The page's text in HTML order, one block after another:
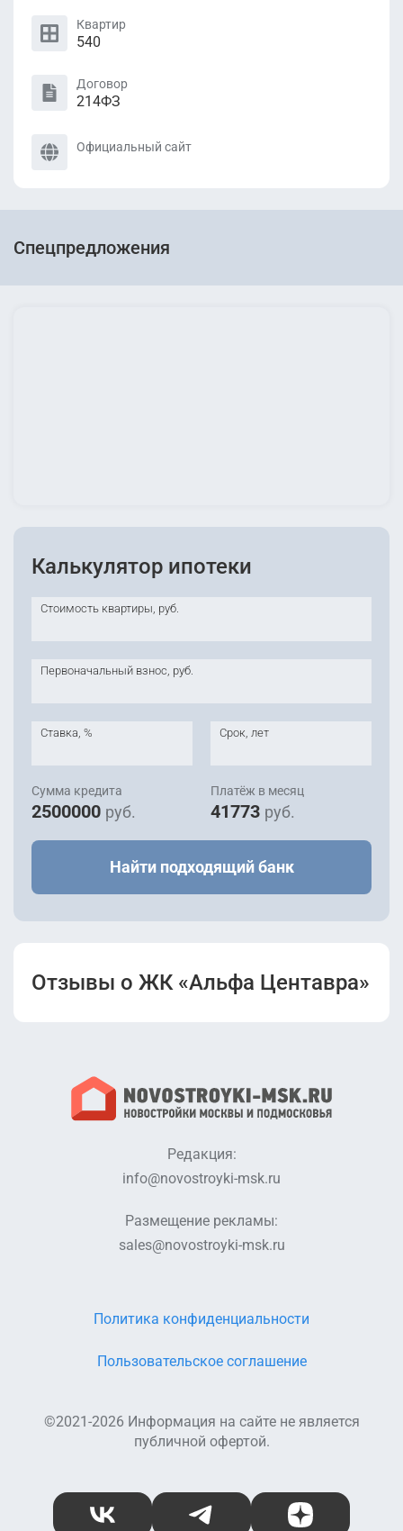
Квартир
540
Договор
214ФЗ
Официальный сайт
Спецпредложения
Калькулятор ипотеки
Стоимость квартиры, руб.
Первоначальный взнос, руб.
Ставка, % Срок, лет
Сумма кредита
2500000 руб.
Платёж в месяц
41773 руб.
Найти подходящий банк
Отзывы о ЖК «Альфа Центавра»
Редакция:
info@novostroyki-msk.ru
Размещение рекламы:
sales@novostroyki-msk.ru
©2021-2026 Информация на сайте не является
публичной офертой.
Пользовательское соглашение
Политика конфиденциальности
ВКонтакте Telegram Дзен